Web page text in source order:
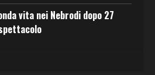
vita nei Nebrodi dopo 27